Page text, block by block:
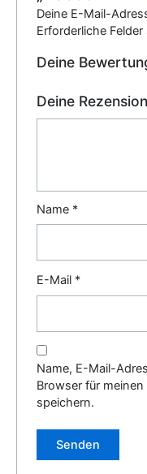
Deine E-Mail-
Erforderliche
Deine
Deine Rezension
Name *
E-Mail *
Name, E-Mail-
Browser für
speichern.